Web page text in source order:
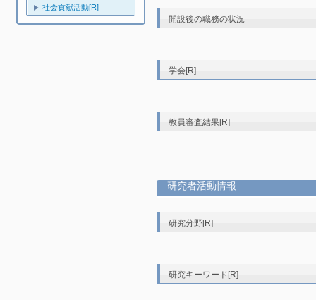
社会貢献活動[R]
開設後の職務の状況
学会[R]
教員審査結果[R]
研究者活動情報
研究分野[R]
研究キーワード[R]